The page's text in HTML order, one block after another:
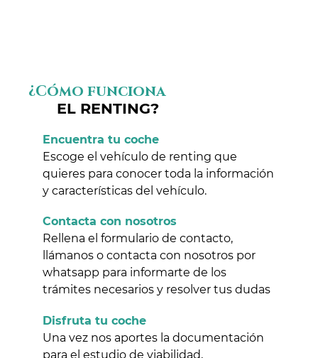
¿Cómo funciona
EL RENTING?
Encuentra tu coche
Escoge el vehículo de renting que
quieres para conocer toda la información
y características del vehículo.
Contacta con nosotros
Rellena el formulario de contacto,
llámanos o contacta con nosotros por
whatsapp para informarte de los
trámites necesarios y resolver tus dudas
Disfruta tu coche
Una vez nos aportes la documentación
para el estudio de viabilidad,